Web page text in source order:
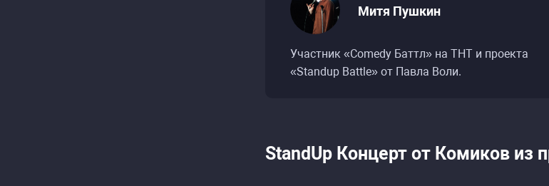
Митя Пушкин
Участник «Comedy Баттл» на ТНТ и проекта
«Standup Battle» от Павла Воли.
StandUp Концерт от Комиков из
Расписание событий «Концерт
Расписание событий «Концерт